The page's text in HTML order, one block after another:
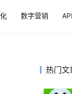
数字营销
热门文